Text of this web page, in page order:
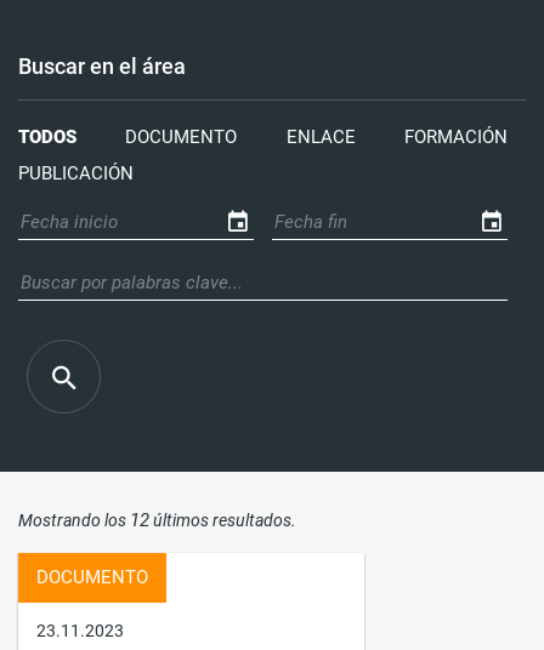
Buscar en el área
TODOS DOCUMENTO ENLACE
FORMACIÓN
PUBLICACIÓN
Mostrando los 12últimos resultados.
DOCUMENTO
23.11.2023